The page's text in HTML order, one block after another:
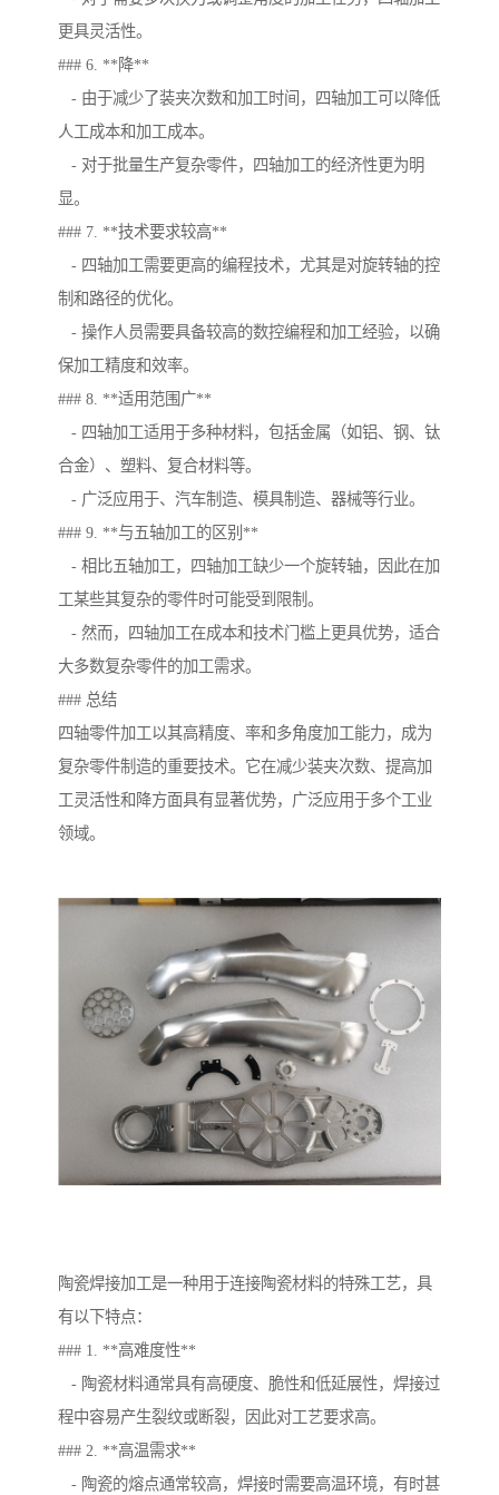
更具灵活性。
### 6. **降**
- 由于减少了装夹次数和加工时间，四轴加工可以降低
人工成本和加工成本。
- 对于批量生产复杂零件，四轴加工的经济性更为明
显。
### 7. **技术要求较高**
- 四轴加工需要更高的编程技术，尤其是对旋转轴的控
制和路径的优化。
- 操作人员需要具备较高的数控编程和加工经验，以确
保加工精度和效率。
### 8. **适用范围广**
- 四轴加工适用于多种材料，包括金属（如铝、钢、钛
合金）、塑料、复合材料等。
- 广泛应用于、汽车制造、模具制造、器械等行业。
### 9. **与五轴加工的区别**
- 相比五轴加工，四轴加工缺少一个旋转轴，因此在加
工某些其复杂的零件时可能受到限制。
- 然而，四轴加工在成本和技术门槛上更具优势，适合
大多数复杂零件的加工需求。
### 总结
四轴零件加工以其高精度、率和多角度加工能力，成为
复杂零件制造的重要技术。它在减少装夹次数、提高加
工灵活性和降方面具有显著优势，广泛应用于多个工业
领域。
陶瓷焊接加工是一种用于连接陶瓷材料的特殊工艺，具
有以下特点：
### 1. **高难度性**
- 陶瓷材料通常具有高硬度、脆性和低延展性，焊接过
程中容易产生裂纹或断裂，因此对工艺要求高。
### 2. **高温需求**
- 陶瓷的熔点通常较高，焊接时需要高温环境，有时甚